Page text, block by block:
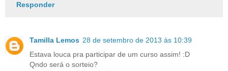
Responder
Tamilla Lemos 28 de setembro de 2013 às 10:39
Estava louca pra participar de um curso assim! :D
Qndo será o sorteio?